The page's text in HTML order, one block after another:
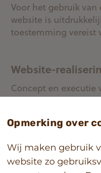
Voor het gebruik
website is
toestemming vereist
Website-
Concept en executie
denkwerk GmbH
Voor het laatst
Opmerking over
Wij maken gebruik
website zo